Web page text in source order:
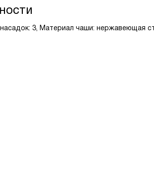
3, Материал чаши: нержавеющая